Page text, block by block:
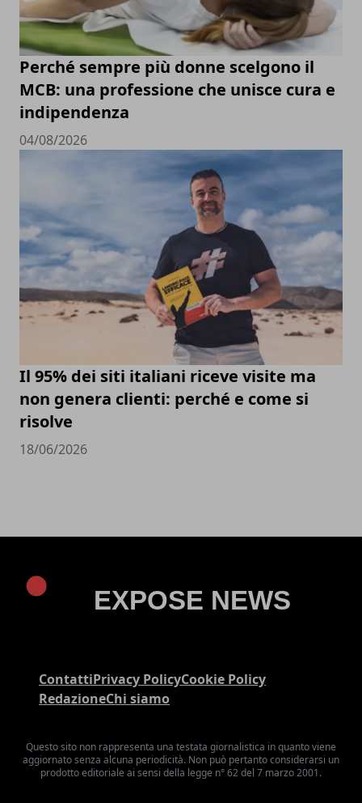
Perché sempre più donne scelgono il
MCB: una professione che unisce cura e
indipendenza
04/08/2026
Il 95% dei siti italiani riceve visite ma
non genera clienti: perché e come si
risolve
18/06/2026
ContattiPrivacy PolicyCookie Policy
RedazioneChi siamo
Questo sito non rappresenta una testata giornalistica in quanto viene
aggiornato senza alcuna periodicità. Non può pertanto considerarsi un
prodotto editoriale ai sensi della legge n° 62 del 7 marzo 2001.